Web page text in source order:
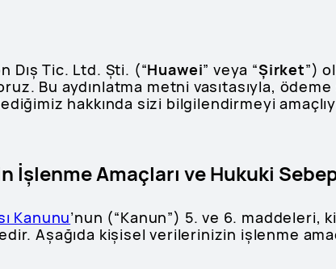
Dış Tic. Ltd. Şti. (“Huawei” veya “Şirket”)
Bu aydınlatma metni vasıtasıyla,
hakkında sizi bilgilendirmeyi
İşlenme Amaçları ve Hukuki
Kanunu’nun (“Kanun”) 5. ve 6. maddeleri,
Aşağıda kişisel verilerinizin işlenme